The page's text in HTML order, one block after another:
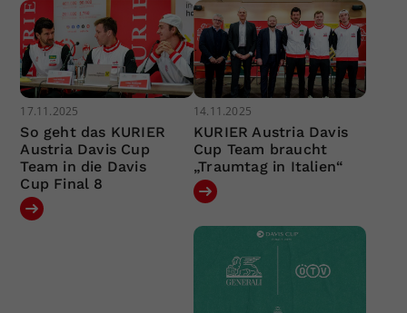
17.11.2025
So geht das KURIER
Austria Davis Cup
Team in die Davis
Cup Final 8
14.11.2025
KURIER Austria Davis
Cup Team braucht
„Traumtag in Italien“